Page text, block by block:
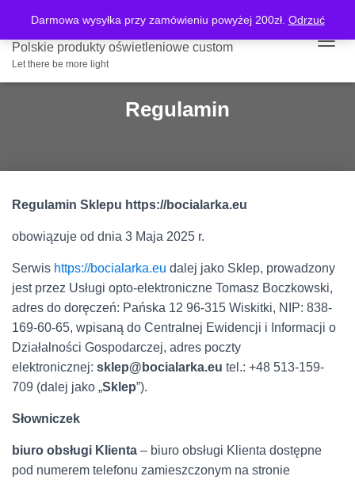
Darmowa wysyłka przy zamówieniu powyżej 200zł. Odrzuć
Polskie produkty oświetleniowe custom
Let there be more light
Regulamin
Regulamin Sklepu https://bocialarka.eu
obowiązuje od dnia 3 Maja 2025 r.
Serwis https://bocialarka.eu dalej jako Sklep, prowadzony
jest przez Usługi opto-elektroniczne Tomasz Boczkowski,
adres do doręczeń: Pańska 12 96-315 Wiskitki, NIP: 838-
169-60-65, wpisaną do Centralnej Ewidencji i Informacji o
Działalności Gospodarczej, adres poczty
elektronicznej: sklep@bocialarka.eu tel.: +48 513-159-
709 (dalej jako „Sklep”).
Słowniczek
biuro obsługi Klienta – biuro obsługi Klienta dostępne
pod numerem telefonu zamieszczonym na stronie